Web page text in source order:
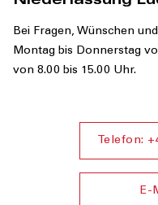
Bei Fragen, Wünschen
Montag bis Donnerstag
von 8.00 bis 15.00 Uhr.
Telefon:
E-